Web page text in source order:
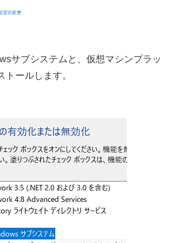
サブシステムと、仮想マシンプラッ
トールします。